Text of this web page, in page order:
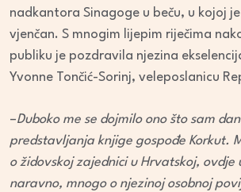
nadkantora Sinagoge u beču, u kojoj
vjenčan. S mnogim lijepim riječima
publiku je pozdravila njezina
Yvonne Tončić-Sorinj, veleposlanicu
–Duboko me se dojmilo ono što sam
predstavljanja knjige gospođe Korkut.
o židovskoj zajednici u Hrvatskoj, ovdje
naravno, mnogo o njezinoj osobnoj